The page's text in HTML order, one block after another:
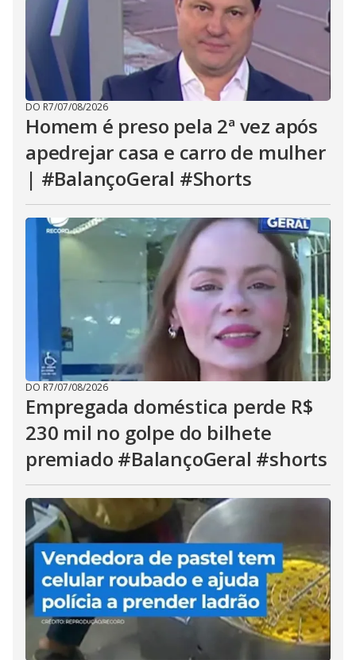
DO R7/07/08/2026
Homem é preso pela 2ª vez após
apedrejar casa e carro de mulher
| #BalançoGeral #Shorts
DO R7/07/08/2026
Empregada doméstica perde R$
230 mil no golpe do bilhete
premiado #BalançoGeral #shorts